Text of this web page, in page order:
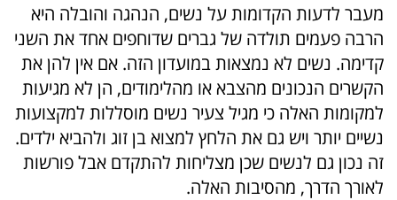
מעבר לדעות הקדומות על נשים, הנהגה והובלה היא
הרבה פעמים תולדה של גברים שדוחפים אחד את השני
קדימה. נשים לא נמצאות במועדון הזה. אם אין להן את
הקשרים הנכונים מהצבא או מהלימודים, הן לא מגיעות
למקומות האלה כי מגיל צעיר נשים מוסללות למקצועות
נשיים יותר ויש גם את הלחץ למצוא בן זוג ולהביא ילדים.
זה נכון גם לנשים שכן מצליחות להתקדם אבל פורשות
לאורך הדרך, מהסיבות האלה.